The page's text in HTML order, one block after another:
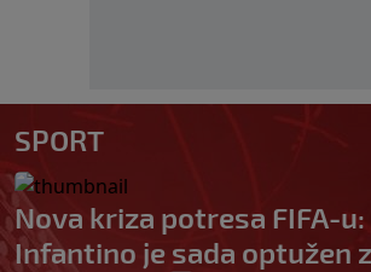
SPORT
Nova kriza potresa FIFA-u:
Infantino je sada optužen